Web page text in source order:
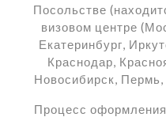
Посольстве
визовом центре
Екатеринбург,
Краснодар,
Новосибирск,
Процесс